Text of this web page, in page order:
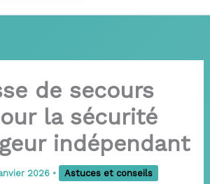
de secours
la sécurité
indépendant
2026 • Astuces et conseils